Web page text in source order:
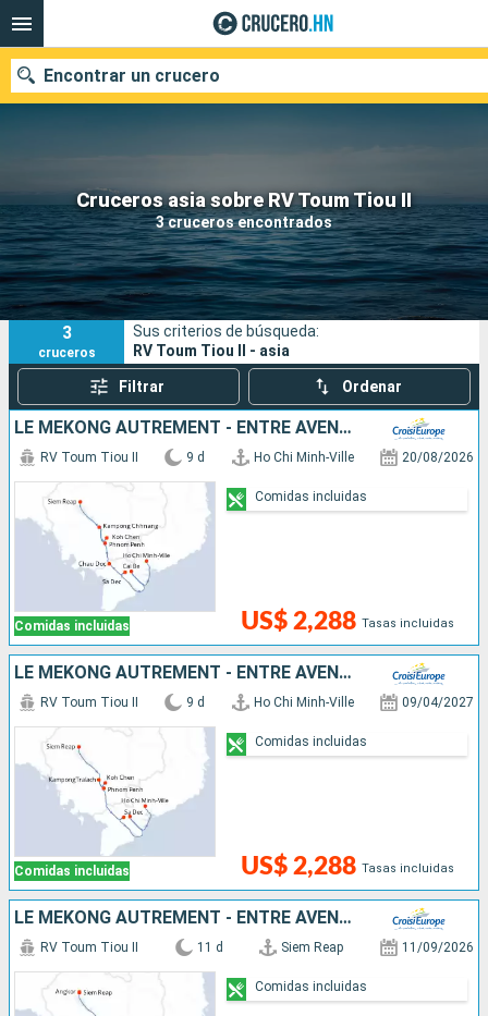
Cruceros asia sobre RV Toum Tiou II
3 cruceros encontrados
Encontrar un crucero
Nuestros destinos
Fecha de salida
Puertos Compañías
Buscar
3
cruceros
Sus criterios de búsqueda:
RV Toum Tiou II - asia
Filtrar Ordenar
LE MÉKONG AUTREMENT - ENTRE AVENTURE ET SITES INCONTOURNABLES
Comidas incluidas
RV Toum Tiou II 9 d Ho Chi Minh-Ville 20/08/2026
US$ 2,288 Tasas incluidas
Comidas incluidas
LE MÉKONG AUTREMENT - ENTRE AVENTURE ET SITES INCONTOURNABLES
Comidas incluidas
RV Toum Tiou II 9 d Ho Chi Minh-Ville 09/04/2027
US$ 2,288 Tasas incluidas
Comidas incluidas
LE MÉKONG AUTREMENT - ENTRE AVENTURE ET SITES INCONTOURNABLES
RV Toum Tiou II 11 d Siem Reap 11/09/2026
Comidas incluidas